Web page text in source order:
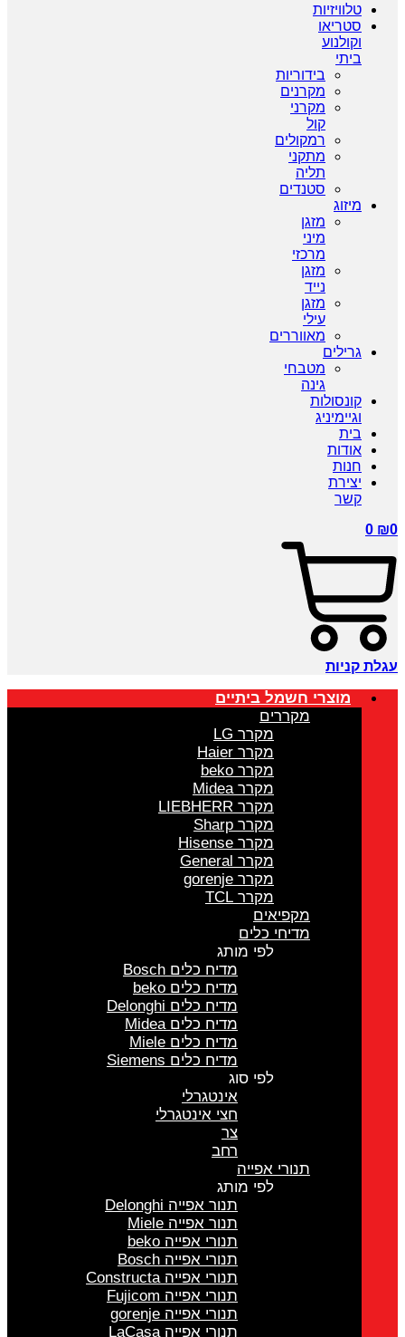
טלוויזיות
סטריאו
וקולנוע
ביתי
בידוריות
מקרנים
מקרני
קול
רמקולים
מתקני
תליה
סטנדים
מיזוג
מזגן
מיני
מרכזי
מזגן
נייד
מזגן
עילי
מאווררים
גרילים
מטבחי
גינה
קונסולות
וגיימיניג
בית
אודות
חנות
יצירת
קשר
₪0
0
עגלת קניות
מוצרי חשמל ביתיים
מקררים
מקרר LG
מקרר Haier
מקרר beko
מקרר Midea
מקרר LIEBHERR
מקרר Sharp
מקרר Hisense
מקרר General
מקרר gorenje
מקרר TCL
מקפיאים
מדיחי כלים
לפי מותג
מדיח כלים Bosch
מדיח כלים beko
מדיח כלים Delonghi
מדיח כלים Midea
מדיח כלים Miele
מדיח כלים Siemens
לפי סוג
אינטגרלי
חצי אינטגרלי
צר
רחב
תנורי אפייה
לפי מותג
תנור אפייה Delonghi
תנור אפייה Miele
תנורי אפייה beko
תנורי אפייה Bosch
תנורי אפייה Constructa
תנורי אפייה Fujicom
תנורי אפייה gorenje
תנורי אפייה LaCasa